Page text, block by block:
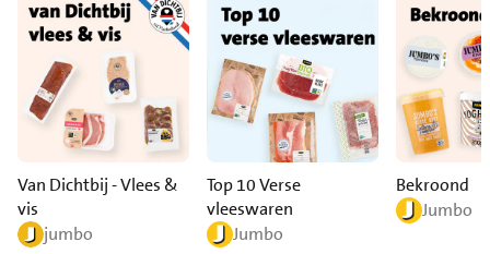
Van Dichtbij - Vlees &
vis
jumbo
Top 10 Verse
vleeswaren
Jumbo
Bekroond
Jumbo